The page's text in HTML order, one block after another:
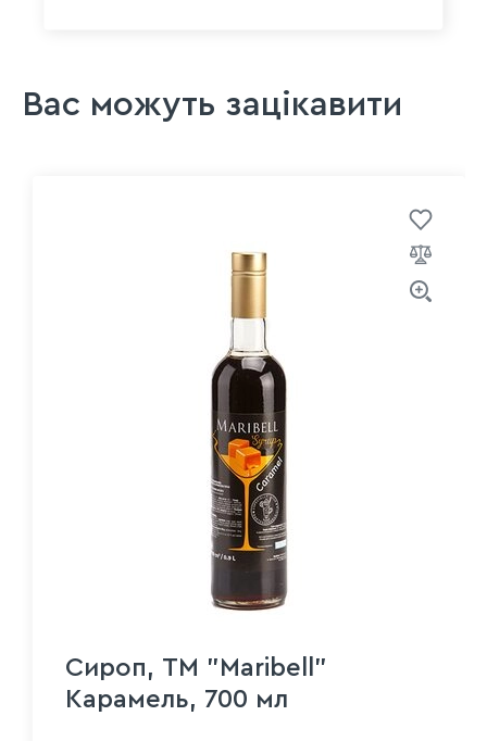
Вас можуть зацікавити
Сироп, ТМ "Maribell"
Карамель, 700 мл